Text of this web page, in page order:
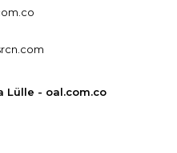
Lülle - oal.com.co